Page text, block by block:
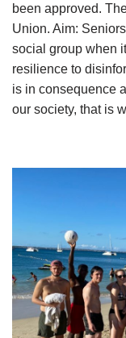
been approved.
Union. Aim:
social group when
resilience to
is in consequence
our society, that is